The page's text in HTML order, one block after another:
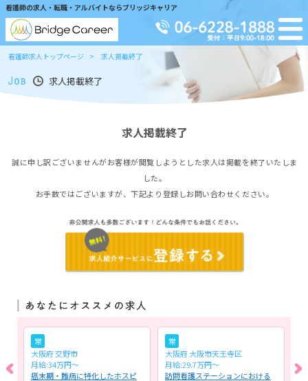
看護師の求人・転職・アルバイトならブリッジキャリア
看護師求人トップページ 求人掲載終了
求人掲載終了
求人掲載終了
誠に申し訳ございませんがお客様が閲覧しようとした求人は掲載を終了いたしま
した。
お手数ではございますが、下記より登録しお問い合わせください。
常
大阪府 交野市
月給:34万円～
癌末期・難病に特化したホスピ
常
大阪府 大阪市天王寺区
月給:29.7万円～
訪問看護ステーションにおける